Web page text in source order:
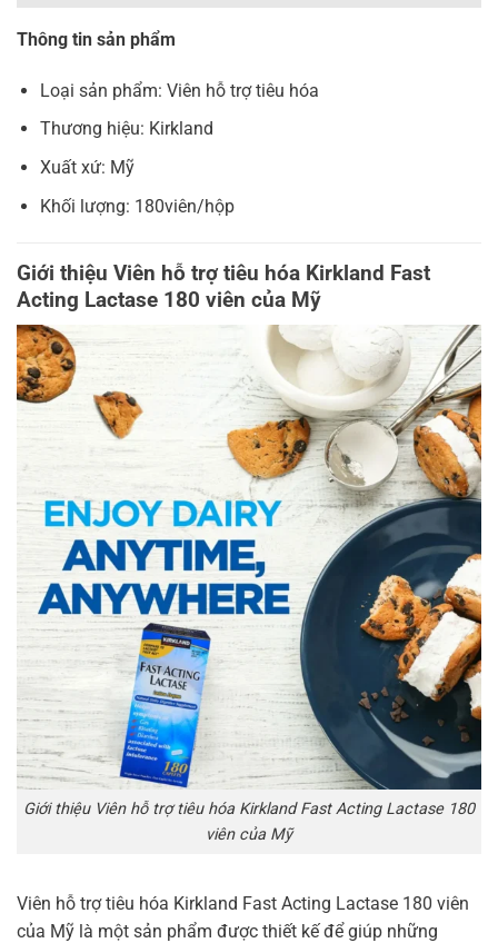
Thông tin sản phẩm
Loại sản phẩm: Viên hỗ trợ tiêu hóa
Thương hiệu: Kirkland
Xuất xứ: Mỹ
Khối lượng: 180viên/hộp
Giới thiệu Viên hỗ trợ tiêu hóa Kirkland Fast
Acting Lactase 180 viên của Mỹ
Giới thiệu Viên hỗ trợ tiêu hóa Kirkland Fast Acting Lactase 180
viên của Mỹ
Viên hỗ trợ tiêu hóa Kirkland Fast Acting Lactase 180 viên
của Mỹ là một sản phẩm được thiết kế để giúp những